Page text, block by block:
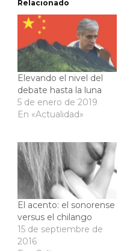
Relacionado
Elevando el nivel del
debate hasta la luna
5 de enero de 2019
En «Actualidad»
El acento: el sonorense
versus el chilango
15 de septiembre de
2016